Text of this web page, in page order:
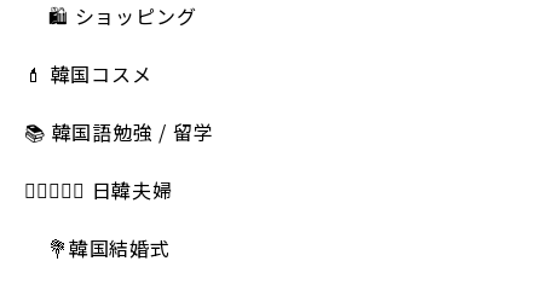
🛍️ ショッピング
💄 韓国コスメ
📚 韓国語勉強 / 留学
👩🏻‍❤️‍👨🏻 日韓夫婦
💐韓国結婚式